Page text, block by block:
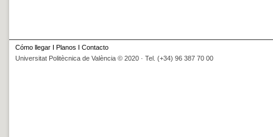
Cómo llegar I Planos I Contacto
Universitat Politècnica de València © 2020 · Tel. (+34) 96 387 70 00